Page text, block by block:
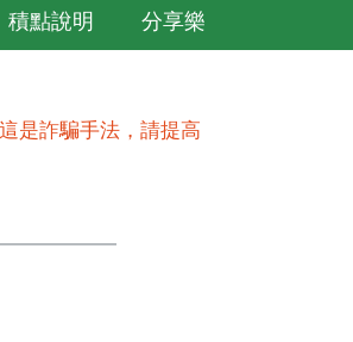
積點說明 分享樂
是詐騙手法，請提高